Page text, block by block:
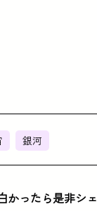
銀河
かったら是非シ